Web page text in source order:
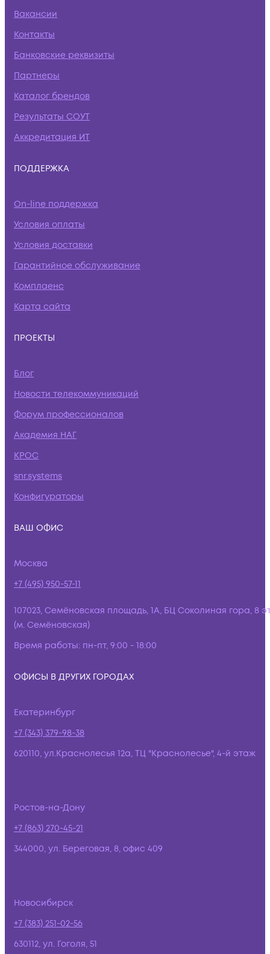
Вакансии
Контакты
Банковские реквизиты
Партнеры
Каталог брендов
Результаты СОУТ
Аккредитация ИТ
ПОДДЕРЖКА
On-line поддержка
Условия оплаты
Условия доставки
Гарантийное обслуживание
Комплаенс
Карта сайта
ПРОЕКТЫ
Блог
Новости телекоммуникаций
Форум профессионалов
Академия НАГ
КРОС
snr.systems
Конфигураторы
ВАШ ОФИС
Москва
+7 (495) 950-57-11
107023, Семёновская площадь, 1А, БЦ Соколиная гора, 8
(м. Семёновская)
Время работы: пн-пт, 9:00 - 18:00
ОФИСЫ В ДРУГИХ ГОРОДАХ
Екатеринбург
+7 (343) 379-98-38
620110, ул.Краснолесья 12а, ТЦ "Краснолесье", 4-й этаж
Ростов-на-Дону
+7 (863) 270-45-21
344000, ул. Береговая, 8, офис 409
Новосибирск
+7 (383) 251-02-56
630112, ул. Гоголя, 51